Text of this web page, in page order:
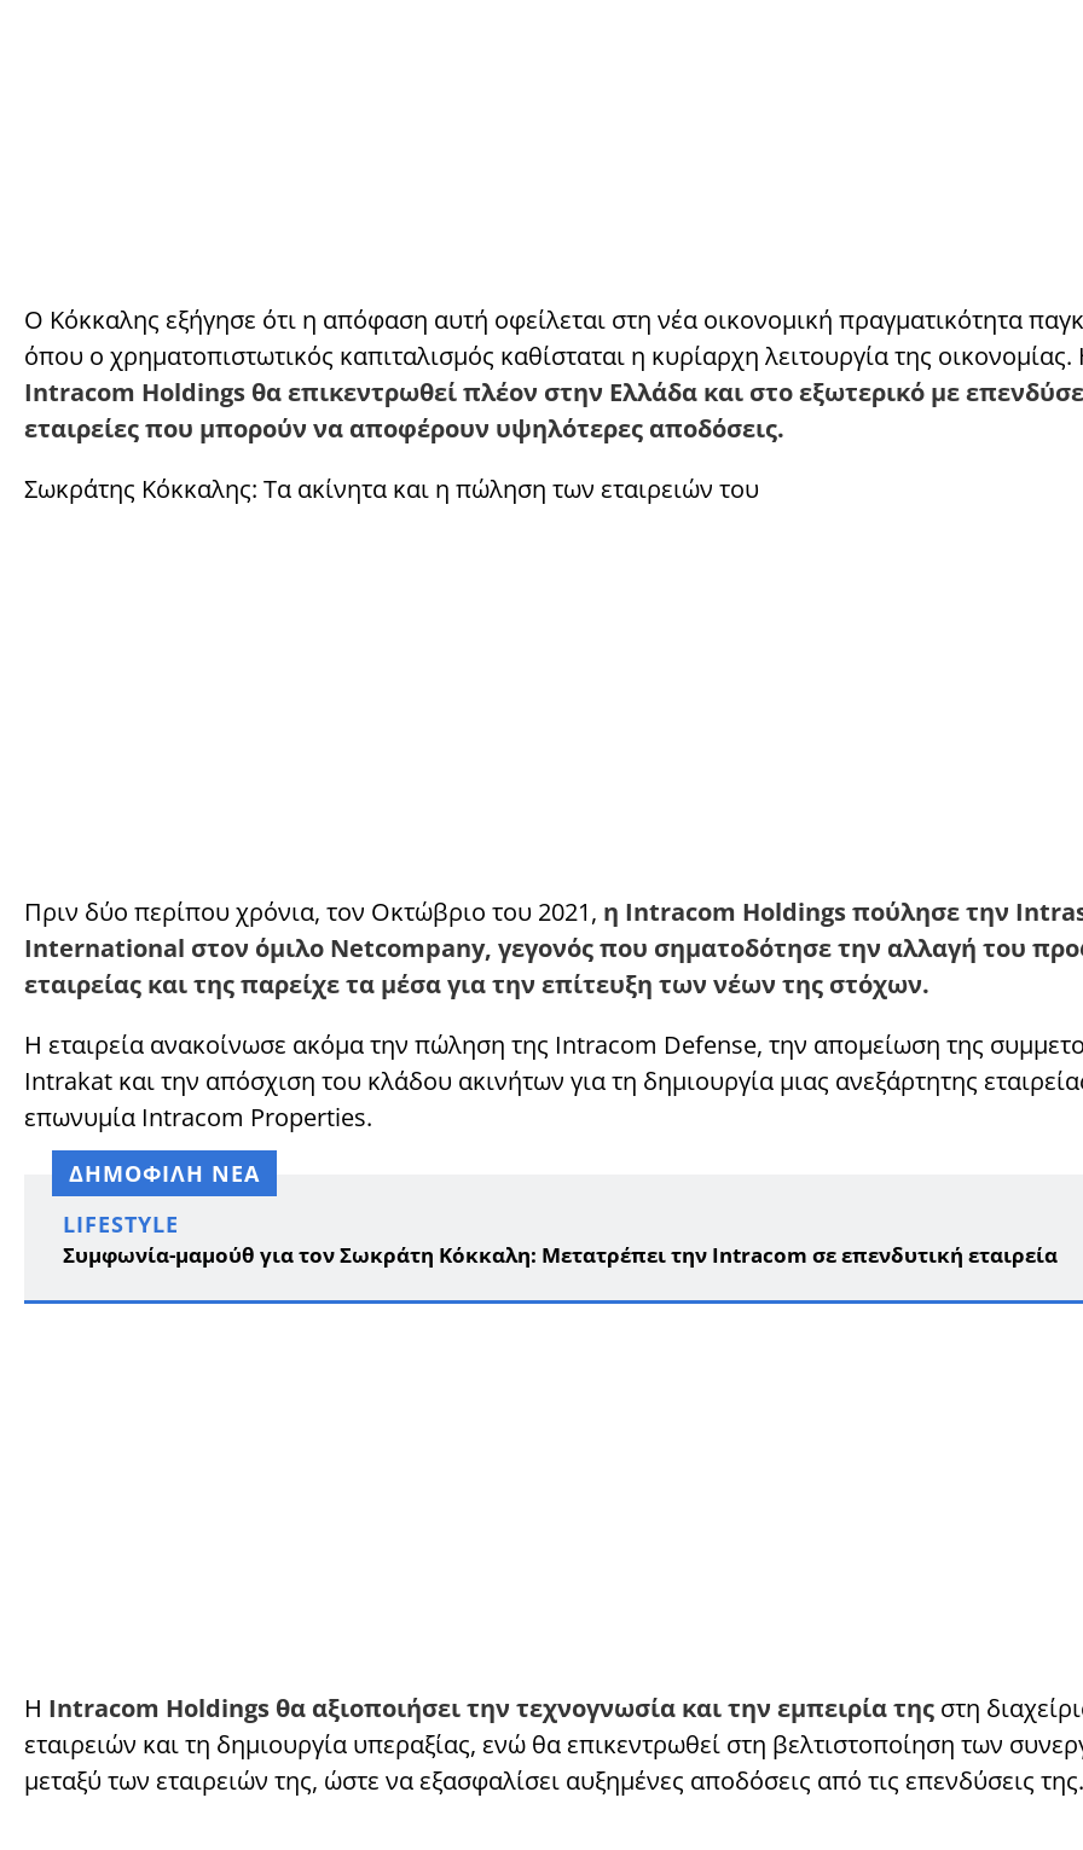
Ο Κόκκαλης εξήγησε ότι η απόφαση αυτή οφείλεται στη νέα οικονομική πραγματικότητα
όπου ο χρηματοπιστωτικός καπιταλισμός καθίσταται η κυρίαρχη λειτουργία της οικονομίας.
Intracom Holdings θα επικεντρωθεί πλέον στην Ελλάδα και στο εξωτερικό με
εταιρείες που μπορούν να αποφέρουν υψηλότερες αποδόσεις.
Σωκράτης Κόκκαλης: Τα ακίνητα και η πώληση των εταιρειών του
Πριν δύο περίπου χρόνια, τον Οκτώβριο του 2021, η Intracom Holdings πούλησε την
International στον όμιλο Netcompany, γεγονός που σηματοδότησε την αλλαγή του
εταιρείας και της παρείχε τα μέσα για την επίτευξη των νέων της στόχων.
Η εταιρεία ανακοίνωσε ακόμα την πώληση της Intracom Defense, την απομείωση της
Intrakat και την απόσχιση του κλάδου ακινήτων για τη δημιουργία μιας ανεξάρτητης
επωνυμία Intracom Properties.
ΔΗΜΟΦΙΛΗ ΝΕΑ
LIFESTYLE
Συμφωνία-μαμούθ για τον Σωκράτη Κόκκαλη: Μετατρέπει την Intracom σε επενδυτική εταιρεία
Η Intracom Holdings θα αξιοποιήσει την τεχνογνωσία και την εμπειρία της στη
εταιρειών και τη δημιουργία υπεραξίας, ενώ θα επικεντρωθεί στη βελτιστοποίηση των
μεταξύ των εταιρειών της, ώστε να εξασφαλίσει αυξημένες αποδόσεις από τις επενδύσεις της.